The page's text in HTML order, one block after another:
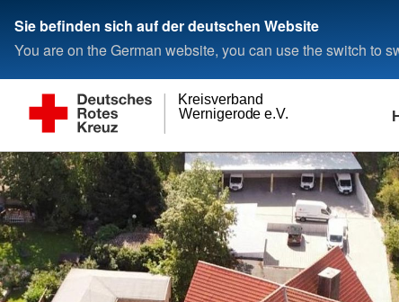
Sie befinden sich auf der deutschen Website
You are on the German website, you can use the switch to
Wernigerode e.V.
Kreisverband